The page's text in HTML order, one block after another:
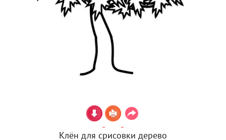
Клён для срисовки дерево